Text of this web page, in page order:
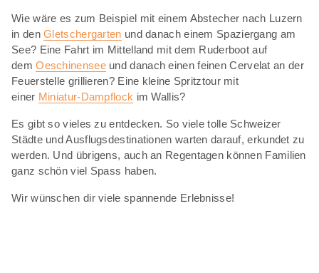
Wie wäre es zum Beispiel mit einem Abstecher nach Luzern
in denGletschergarten und danach einem Spaziergang am
See? Eine Fahrt im Mittelland mit dem Ruderboot auf
demOeschinenseeund danach einen feinen Cervelat an der
Feuerstelle grillieren? Eine kleine Spritztour mit
einer Miniatur-Dampflock im Wallis?
Es gibt so vieles zu entdecken. So viele tolle Schweizer
Städte und Ausflugsdestinationen warten darauf, erkundet zu
werden. Und übrigens, auch an Regentagen können Familien
ganz schön viel Spass haben.
Wir wünschen dir viele spannende Erlebnisse!